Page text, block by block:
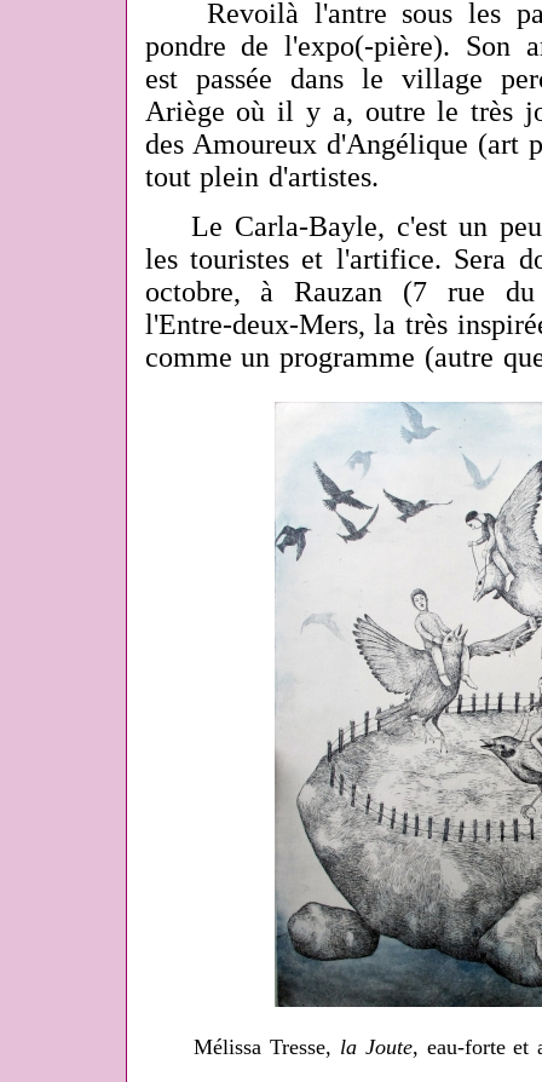
Revoilà l'antre sous les
pondre de l'expo(-pière). Son
est passée dans le village
Ariège où il y a, outre le très
des Amoureux d'Angélique (art
tout plein d'artistes.
Le Carla-Bayle, c'est un peu
les touristes et l'artifice. Sera
octobre, à Rauzan (7 rue
l'Entre-deux-Mers, la très
comme un programme (autre
Mélissa Tresse, la Joute, eau-forte et